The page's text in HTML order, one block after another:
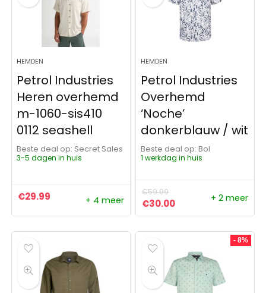
HEMDEN
Petrol Industries
Heren overhemd
m-1060-sis410
0112 seashell
Beste deal op:
Secret Sales
3-5 dagen in huis
€29.99 + 4 meer
HEMDEN
Petrol Industries
Overhemd
‘Noche’
donkerblauw / wit
Beste deal op:
Bol
1 werkdag in huis
€59.99
Oorspronkelijke prijs
€30.00Huidige prijs is:
+ 2 meer
- 8%